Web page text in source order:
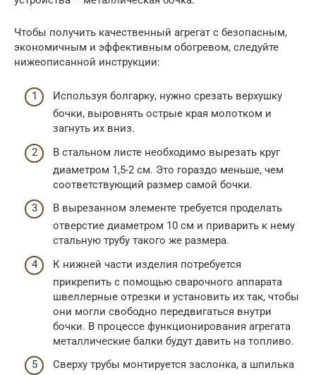
Чтобы получить качественный агрегат с безопасным,
экономичным и эффективным обогревом, следуйте
нижеописанной инструкции:
Используя болгарку, нужно срезать верхушку
бочки, выровнять острые края молотком и
загнуть их вниз.
В стальном листе необходимо вырезать круг
диаметром 1,5-2 см. Это гораздо меньше, чем
соответствующий размер самой бочки.
В вырезанном элементе требуется проделать
отверстие диаметром 10 см и приварить к нему
стальную трубу такого же размера.
К нижней части изделия потребуется
прикрепить с помощью сварочного аппарата
швеллерные отрезки и установить их так, чтобы
они могли свободно передвигаться внутри
бочки. В процессе функционирования агрегата
металлические балки будут давить на топливо.
Сверху трубы монтируется заслонка, а шпилька